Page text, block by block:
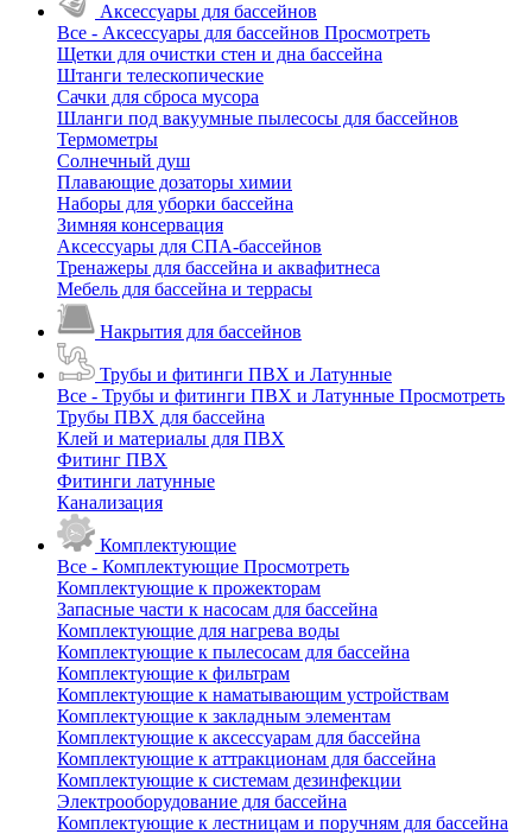
Аксессуары для бассейнов
Все - Аксессуары для бассейнов Просмотреть
Щетки для очистки стен и дна бассейна
Штанги телескопические
Сачки для сброса мусора
Шланги под вакуумные пылесосы для бассейнов
Термометры
Солнечный душ
Плавающие дозаторы химии
Наборы для уборки бассейна
Зимняя консервация
Аксессуары для СПА-бассейнов
Тренажеры для бассейна и аквафитнеса
Мебель для бассейна и террасы
Накрытия для бассейнов
Трубы и фитинги ПВХ и Латунные
Все - Трубы и фитинги ПВХ и Латунные Просмотреть
Трубы ПВХ для бассейна
Клей и материалы для ПВХ
Фитинг ПВХ
Фитинги латунные
Канализация
Комплектующие
Все - Комплектующие Просмотреть
Комплектующие к прожекторам
Запасные части к насосам для бассейна
Комплектующие для нагрева воды
Комплектующие к пылесосам для бассейна
Комплектующие к фильтрам
Комплектующие к наматывающим устройствам
Комплектующие к закладным элементам
Комплектующие к аксессуарам для бассейна
Комплектующие к аттракционам для бассейна
Комплектующие к системам дезинфекции
Электрооборудование для бассейна
Комплектующие к лестницам и поручням для бассейна